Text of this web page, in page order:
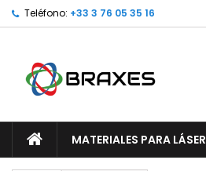
Teléfono: +33 3 76 05 35 16
MATERIALES PARA LÁSER